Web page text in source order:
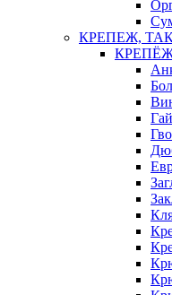
КРЕПЕЖ,